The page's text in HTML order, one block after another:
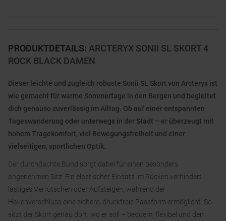
PRODUKTDETAILS: ARCTERYX SONII SL SKORT 4
ROCK BLACK DAMEN
Dieser leichte und zugleich robuste Sonii SL Skort von Arcteryx ist
wie gemacht für warme Sommertage in den Bergen und begleitet
dich genauso zuverlässig im Alltag. Ob auf einer entspannten
Tageswanderung oder unterwegs in der Stadt – er überzeugt mit
hohem Tragekomfort, viel Bewegungsfreiheit und einer
vielseitigen, sportlichen Optik.
Der durchdachte Bund sorgt dabei für einen besonders
angenehmen Sitz: Ein elastischer Einsatz im Rücken verhindert
lästiges Verrutschen oder Aufsteigen, während der
Hakenverschluss eine sichere, druckfreie Passform ermöglicht. So
sitzt der Skort genau dort, wo er soll – bequem, flexibel und den